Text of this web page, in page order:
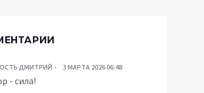
ДМИТРИЙ 3 МАРТА 2026 06:48
- сила!